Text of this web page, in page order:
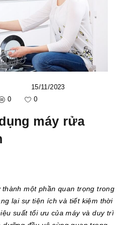
15/11/2023
0 0
máy rửa
một phần quan trọng trong
lại sự tiện ích và tiết kiệm thời
suất tối ưu của máy và duy trì